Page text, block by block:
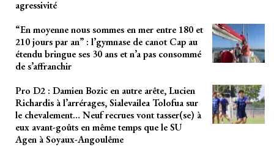
agressivité
“En moyenne nous sommes en mer entre 180 et
210 jours par an” : l’gymnase de canot Cap au
étendu bringue ses 30 ans et n’a pas consommé
de s’affranchir
Pro D2 : Damien Bozic en autre arête, Lucien
Richardis à l’arrérages, Sialevailea Tolofua sur
le chevalement… Neuf recrues vont tasser(se) à
eux avant-goûts en même temps que le SU
Agen à Soyaux-Angoulême